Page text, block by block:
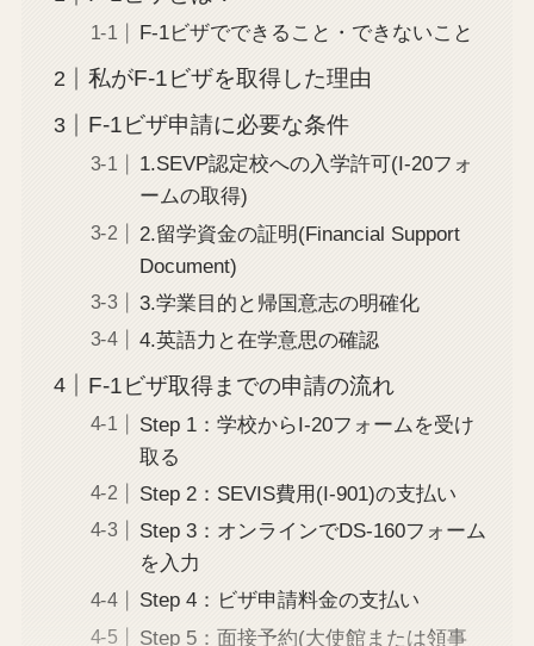
F-1ビザでできること・できないこと
私がF-1ビザを取得した理由
F-1ビザ申請に必要な条件
1.SEVP認定校への入学許可(I-20フォ
ームの取得)
2.留学資金の証明(Financial Support
Document)
3.学業目的と帰国意志の明確化
4.英語力と在学意思の確認
F-1ビザ取得までの申請の流れ
Step 1：学校からI-20フォームを受け
取る
Step 2：SEVIS費用(I-901)の支払い
Step 3：オンラインでDS-160フォーム
を入力
Step 4：ビザ申請料金の支払い
Step 5：面接予約(大使館または領事